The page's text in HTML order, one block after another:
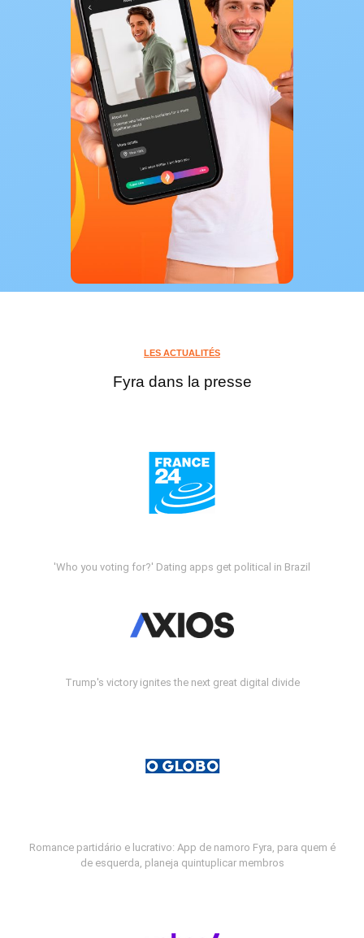
LES ACTUALITÉS
Fyra dans la presse
'Who you voting for?' Dating apps get political in Brazil
Trump's victory ignites the next great digital divide
Romance partidário e lucrativo: App de namoro Fyra, para quem é
de esquerda, planeja quintuplicar membros